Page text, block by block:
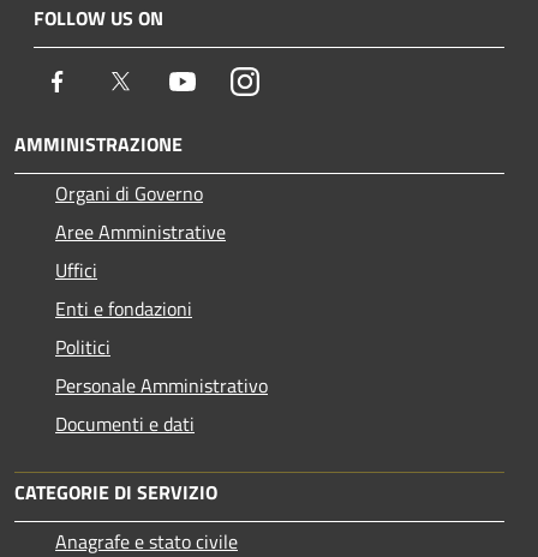
FOLLOW US ON
Facebook Twitter YoutubeInstagram
AMMINISTRAZIONE
Organi di Governo
Aree Amministrative
Uffici
Enti e fondazioni
Politici
Personale Amministrativo
Documenti e dati
CATEGORIE DI SERVIZIO
Anagrafe e stato civile